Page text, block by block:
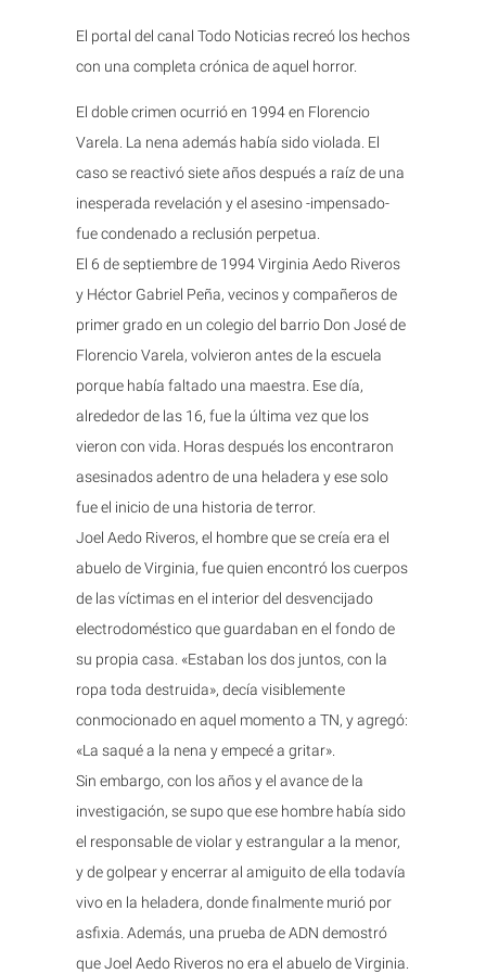
El portal del canal Todo Noticias recreó los hechos
con una completa crónica de aquel horror.
El doble crimen ocurrió en 1994 en Florencio
Varela. La nena además había sido violada. El
caso se reactivó siete años después a raíz de una
inesperada revelación y el asesino -impensado-
fue condenado a reclusión perpetua.
El 6 de septiembre de 1994 Virginia Aedo Riveros
y Héctor Gabriel Peña, vecinos y compañeros de
primer grado en un colegio del barrio Don José de
Florencio Varela, volvieron antes de la escuela
porque había faltado una maestra. Ese día,
alrededor de las 16, fue la última vez que los
vieron con vida. Horas después los encontraron
asesinados adentro de una heladera y ese solo
fue el inicio de una historia de terror.
Joel Aedo Riveros, el hombre que se creía era el
abuelo de Virginia, fue quien encontró los cuerpos
de las víctimas en el interior del desvencijado
electrodoméstico que guardaban en el fondo de
su propia casa. «Estaban los dos juntos, con la
ropa toda destruida», decía visiblemente
conmocionado en aquel momento a TN, y agregó:
«La saqué a la nena y empecé a gritar».
Sin embargo, con los años y el avance de la
investigación, se supo que ese hombre había sido
el responsable de violar y estrangular a la menor,
y de golpear y encerrar al amiguito de ella todavía
vivo en la heladera, donde finalmente murió por
asfixia. Además, una prueba de ADN demostró
que Joel Aedo Riveros no era el abuelo de Virginia.